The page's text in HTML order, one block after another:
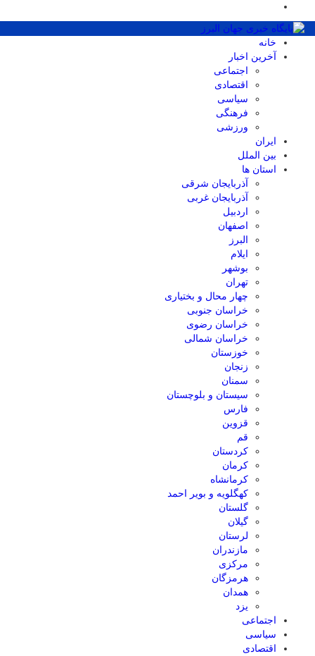
خانه
آخرین اخبار
اجتماعی
اقتصادی
سیاسی
فرهنگی
ورزشی
ایران
بین الملل
استان ها
آذربایجان شرقی
آذربایجان غربی
اردبیل
اصفهان
البرز
ایلام
بوشهر
تهران
چهار محال و بختیاری
خراسان جنوبی
خراسان رضوی
خراسان شمالی
خوزستان
زنجان
سمنان
سیستان و بلوچستان
فارس
قزوین
قم
کردستان
کرمان
کرمانشاه
کهگلویه و بویر احمد
گلستان
گیلان
لرستان
مازندران
مرکزی
هرمزگان
همدان
یزد
اجتماعی
سیاسی
اقتصادی